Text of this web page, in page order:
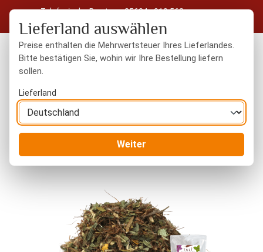
Zum Hauptinhalt springen
Telefonische Beratung: 05604 - 919 563
Kostenloser Versand in Deutschland ab 50 € Warenwert
Lieferland auswählen
Preise enthalten die Mehrwertsteuer Ihres Lieferlandes.
Bitte bestätigen Sie, wohin wir Ihre Bestellung liefern
sollen.
Lieferland
Weiter